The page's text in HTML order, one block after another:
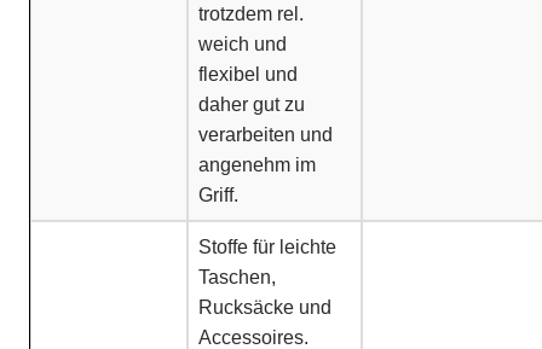
trotzdem rel.
weich und
flexibel und
daher gut zu
verarbeiten und
angenehm im
Griff.
Stoffe für leichte
Taschen,
Rucksäcke und
Accessoires.